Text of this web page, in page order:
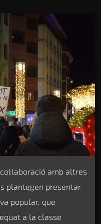
amb altres
plantegen presentar
popular, que
a la classe